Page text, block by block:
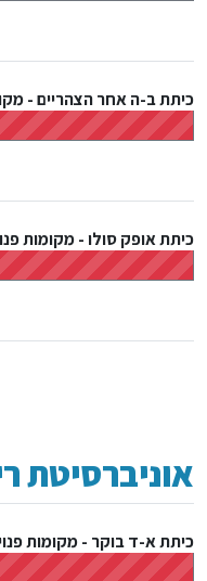
כיתת ב-ה אחר הצהריים-
כיתת אופק סולו-מקומות
אוניברסיטת
כיתת א-ד בוקר -מקומות